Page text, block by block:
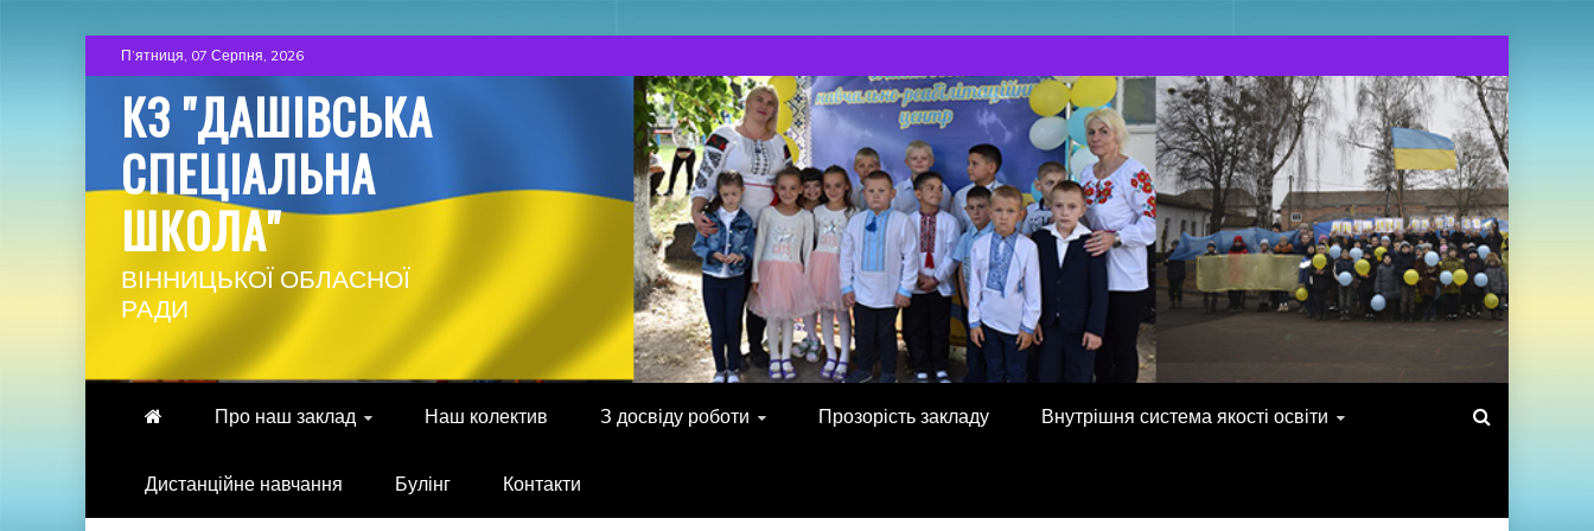
to
content
П’ятниця, 07 Серпня, 2026
КЗ "ДАШІВСЬКА
СПЕЦІАЛЬНА
ШКОЛА"
ВІННИЦЬКОЇ ОБЛАСНОЇ
РАДИ
Про наш заклад Наш колектив З досвіду роботи Прозорість закладу Внутрішня система якості освіти
Дистанційне навчання Булінг Контакти